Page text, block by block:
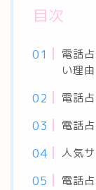
目次
電話
い理由
電話
電話
人気
電話